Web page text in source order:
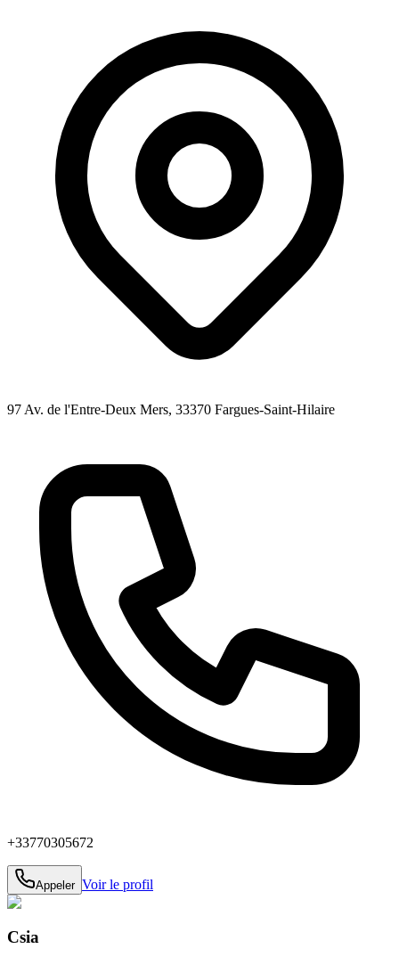
97 Av. de l'Entre-Deux Mers, 33370 Fargues-Saint-Hilaire
+33770305672
Appeler Voir le profil
Csia